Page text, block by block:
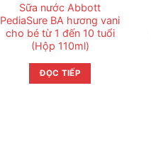
Sữa nước Abbott
PediaSure BA hương vani
cho bé từ 1 đến 10 tuổi
(Hộp 110ml)
ĐỌC TIẾP